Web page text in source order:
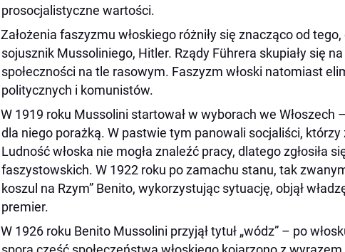
prosocjalistyczne wartości.
Założenia faszyzmu włoskiego różniły się znacząco od
sojusznik Mussoliniego, Hitler. Rządy Führera skupiały się
społeczności na tle rasowym. Faszyzm włoski natomiast
politycznych i komunistów.
W 1919 roku Mussolini startował w wyborach we Włoszech
dla niego porażką. W pastwie tym panowali socjaliści, którzy
Ludność włoska nie mogła znaleźć pracy, dlatego zgłosiła
faszystowskich. W 1922 roku po zamachu stanu, tak
koszul na Rzym” Benito, wykorzystując sytuację, objął
premier.
W 1926 roku Benito Mussolini przyjął tytuł „wódz” – po